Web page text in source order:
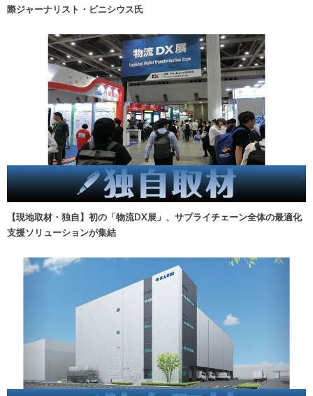
際ジャーナリスト・ビニシウス氏
【現地取材・独自】初の「物流DX展」、サプライチェーン全体の最適化
支援ソリューションが集結